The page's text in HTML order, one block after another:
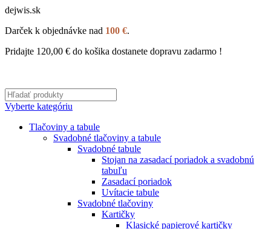
dejwis.sk
Darček k objednávke nad 100 €.
Pridajte 120,00 € do košika dostanete dopravu zadarmo !
Vyberte kategóriu
Tlačoviny a tabule
Svadobné tlačoviny a tabule
Svadobné tabule
Stojan na zasadací poriadok a svadobnú
tabuľu
Zasadací poriadok
Uvítacie tabule
Svadobné tlačoviny
Kartičky
Klasické papierové kartičky